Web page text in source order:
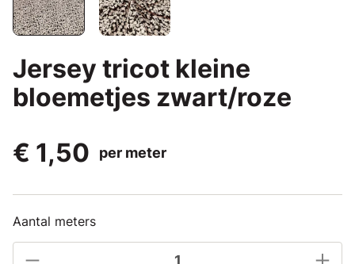
Jersey tricot kleine
bloemetjes zwart/roze
€ 1,50
per meter
Aantal meters